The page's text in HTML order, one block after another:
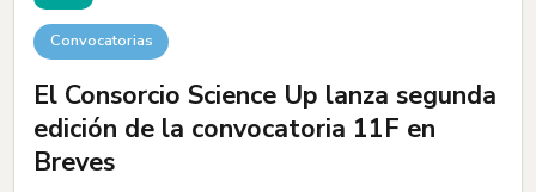
Convocatorias
El Consorcio Science Up lanza segunda
edición de la convocatoria 11F en
Breves